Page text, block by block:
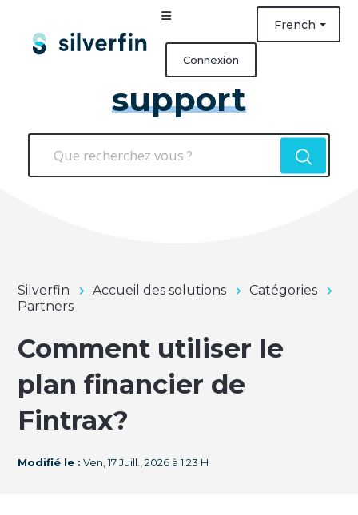
French
Connexion
support
Silverfin Accueil des solutions
Catégories
Partners
Comment utiliser le
plan financier de
Fintrax?
Modifié le : Ven, 17 Juill., 2026 à 1:23 H